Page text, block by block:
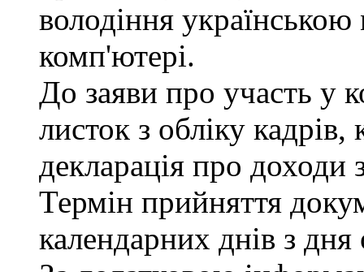
володіння
комп'ютері.
До заяви про участь у
листок з обліку
декларація про доходи
Термін прийняття
календарних днів з